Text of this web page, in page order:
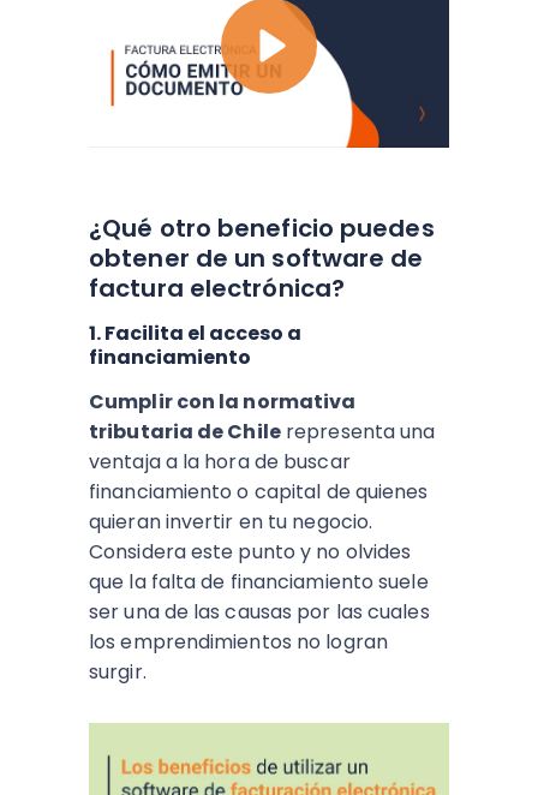
¿Qué otro beneficio puedes
obtener de un software de
factura electrónica?
1. Facilita el acceso a
financiamiento
Cumplir con la normativa
tributaria de Chilerepresenta una
ventaja a la hora de buscar
financiamiento o capital de quienes
quieran invertir en tu negocio.
Considera este punto y no olvides
que la falta de financiamiento suele
ser una de las causas por las cuales
los emprendimientos no logran
surgir.